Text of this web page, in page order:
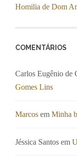
Homilia de Dom
COMENTÁRIOS
Carlos Eugênio de
Gomes Lins
Marcos emMinha
Jéssica Santos em